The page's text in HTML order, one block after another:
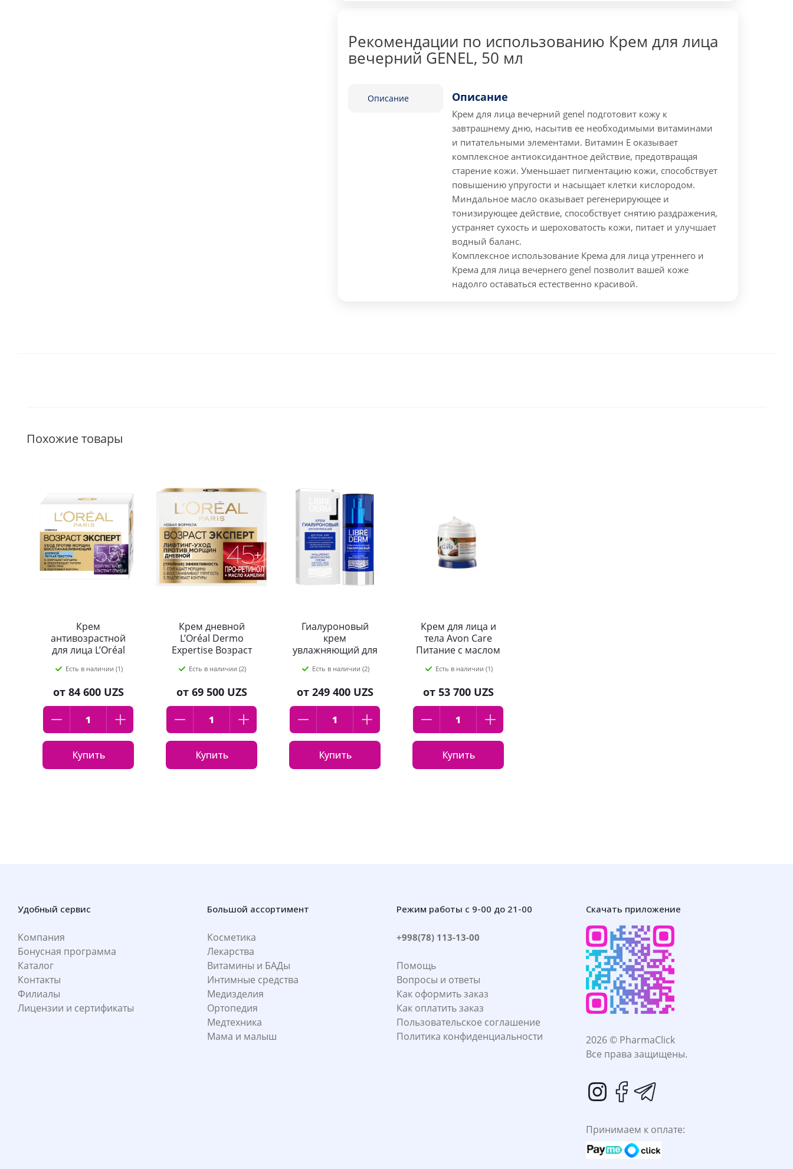
Рекомендации по использованию Крем для лица
вечерний GENEL, 50 мл
Описание Описание
Крем для лица вечерний genel подготовит кожу к
завтрашнему дню, насытив ее необходимыми витаминами
и питательными элементами. Витамин Е оказывает
комплексное антиоксидантное действие, предотвращая
старение кожи. Уменьшает пигментацию кожи, способствует
повышению упругости и насыщает клетки кислородом.
Миндальное масло оказывает регенерирующее и
тонизирующее действие, способствует снятию раздражения,
устраняет сухость и шероховатость кожи, питает и улучшает
водный баланс.
Комплексное использование Крема для лица утреннего и
Крема для лица вечернего genel позволит вашей коже
надолго оставаться естественно красивой.
Похожие товары
Крем
антивозрастной
для лица L’Oréal
здоровое сияние
50мл
Есть в наличии (1)
от 84 600 UZS
Купить
Крем дневной
L’Oréal Dermo
Expertise Возраст
против морщин,
лифтинг-уход 50мл
Есть в наличии (2)
от 69 500 UZS
Купить
Гиалуроновый
крем
увлажняющий для
области декольте
Librederm 50 мл
Есть в наличии (2)
от 249 400 UZS
Купить
Крем для лица и
тела Avon Care
Питание с маслом
Есть в наличии (1)
от 53 700 UZS
Купить
Удобный сервис
Компания
Бонусная программа
Каталог
Контакты
Филиалы
Лицензии и сертификаты
Большой ассортимент
Косметика
Лекарства
Витамины и БАДы
Интимные средства
Медизделия
Ортопедия
Медтехника
Мама и малыш
Режим работы с 9-00 до 21-00
+998(78) 113-13-00
Помощь
Вопросы и ответы
Как оформить заказ
Как оплатить заказ
Пользовательское соглашение
Политика конфиденциальности
Скачать приложение
2026 © PharmaClick
Все права защищены.
Принимаем к оплате: